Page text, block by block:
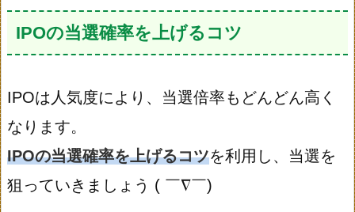
IPOの当選確率を上げるコツ
IPOは人気度により、当選倍率もどんどん高く
なります。
IPOの当選確率を上げるコツを利用し、当選を
狙っていきましょう ( ￣∇￣)